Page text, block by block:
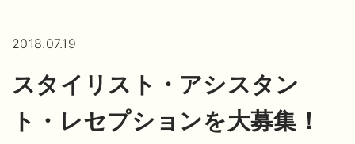
2018.07.19
スタイリスト・アシスタン
ト・レセプションを大募集！